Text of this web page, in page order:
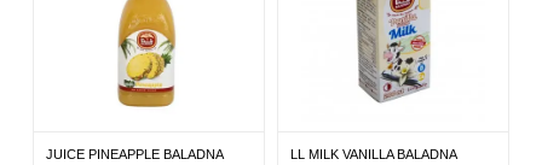
JUICE PINEAPPLE BALADNA
LL MILK VANILLA BALADNA